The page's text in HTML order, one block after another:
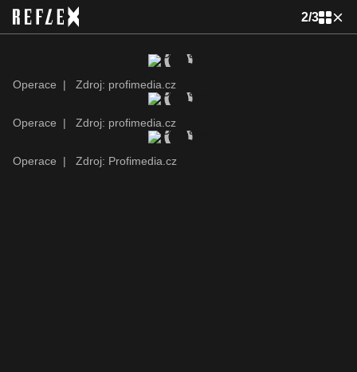
2/3
Operace | Zdroj: profimedia.cz
Operace | Zdroj: profimedia.cz
Operace | Zdroj: Profimedia.cz